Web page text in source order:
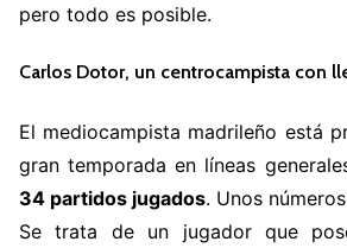
pero todo es posible.
Carlos Dotor, un centrocampista con
El mediocampista madrileño está
gran temporada en líneas
34 partidos jugados. Unos
Se trata de un jugador que